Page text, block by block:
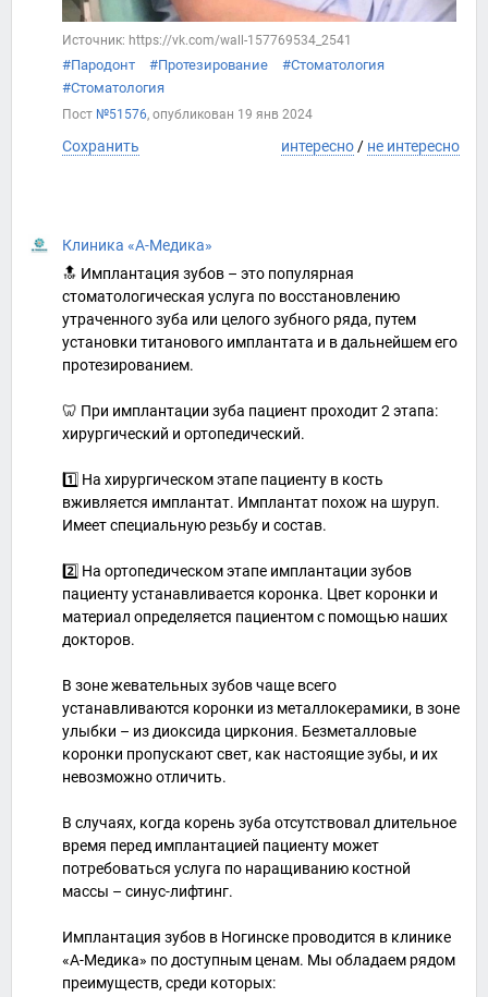
Источник: https://vk.com/wall-157769534_2541
#Пародонт #Протезирование
#Стоматология
#Стоматология
Пост №51576, опубликован 19 янв 2024
Сохранить интересно / не интересно
Клиника «А-Медика»
🔝 Имплантация зубов – это популярная
стоматологическая услуга по восстановлению
утраченного зуба или целого зубного ряда, путем
установки титанового имплантата и в дальнейшем его
протезированием.
🦷 При имплантации зуба пациент проходит 2 этапа:
хирургический и ортопедический.
1️⃣ На хирургическом этапе пациенту в кость
вживляется имплантат. Имплантат похож на шуруп.
Имеет специальную резьбу и состав.
2️⃣ На ортопедическом этапе имплантации зубов
пациенту устанавливается коронка. Цвет коронки и
материал определяется пациентом с помощью наших
докторов.
В зоне жевательных зубов чаще всего
устанавливаются коронки из металлокерамики, в зоне
улыбки – из диоксида циркония. Безметалловые
коронки пропускают свет, как настоящие зубы, и их
невозможно отличить.
В случаях, когда корень зуба отсутствовал длительное
время перед имплантацией пациенту может
потребоваться услуга по наращиванию костной
массы – синус-лифтинг.
Имплантация зубов в Ногинске проводится в клинике
«А-Медика» по доступным ценам. Мы обладаем рядом
преимуществ, среди которых: